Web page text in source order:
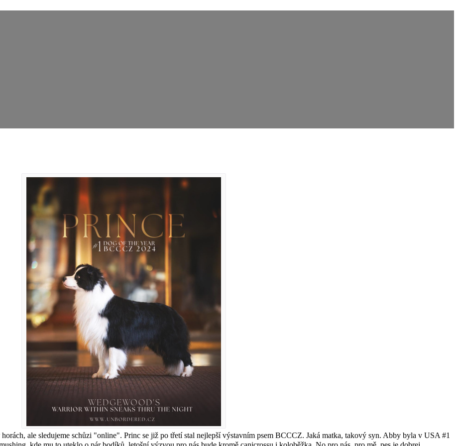
ale sledujeme schůzi "online". Princ se již po třetí stal nejlepší výstavním psem BCCCZ. Jaká matka, takový syn. Abby byla v USA #1